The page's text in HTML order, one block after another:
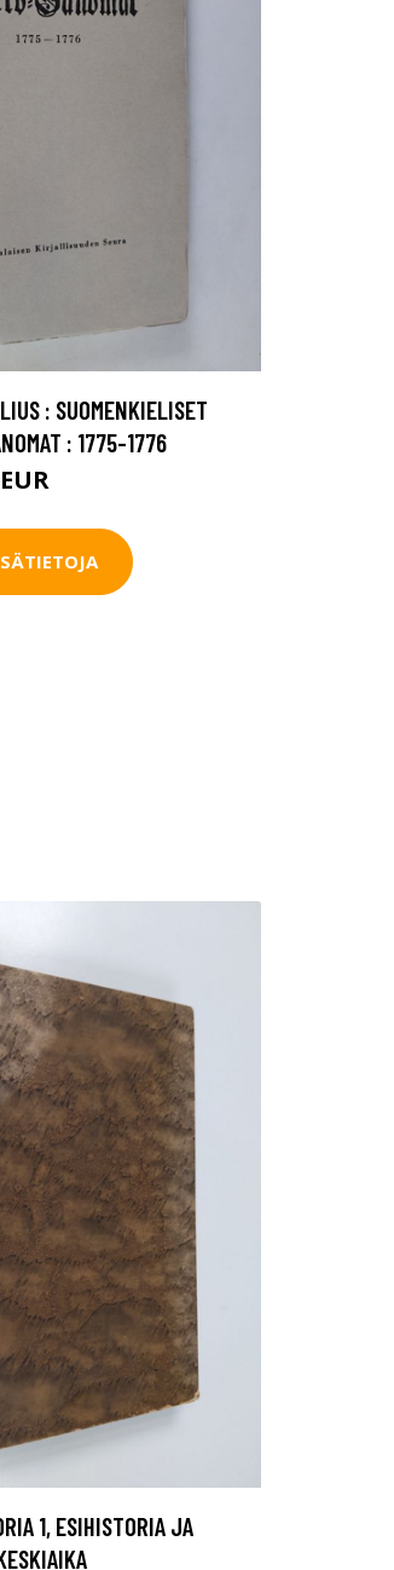
: SUOMENKIELISET
: 1775-1776
1, ESIHISTORIA JA